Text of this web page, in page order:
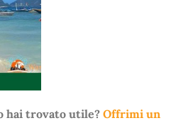
hai trovato utile? Offrimi un